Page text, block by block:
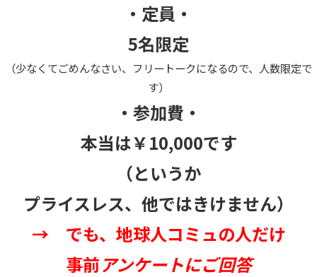
・定員・
5名限定
（少なくてごめんなさい、フリートークになるので、人数限定で
す）
・参加費・
本当は￥10,000です
（というか
プライスレス、他ではきけません）
→ でも、地球人コミュの人だけ
事前アンケートにご回答